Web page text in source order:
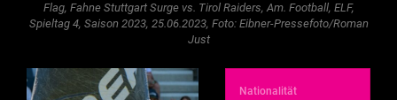
Flag, Fahne Stuttgart Surge vs. Tirol Raiders, Am. Football, ELF,
Spieltag 4, Saison 2023, 25.06.2023, Foto: Eibner-Pressefoto/Roman
Just
Nationalität